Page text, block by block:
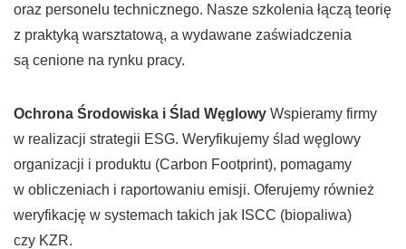
oraz personelu technicznego. Nasze szkolenia łączą teorię
z praktyką warsztatową, a wydawane zaświadczenia
są cenione na rynku pracy.
Ochrona Środowiska i Ślad Węglowy Wspieramy firmy
w realizacji strategii ESG. Weryfikujemy ślad węglowy
organizacji i produktu (Carbon Footprint), pomagamy
w obliczeniach i raportowaniu emisji. Oferujemy również
weryfikację w systemach takich jak ISCC (biopaliwa)
czy KZR.